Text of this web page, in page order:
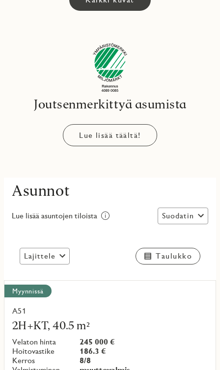
Joutsenmerkittyä asumista
Lue lisää täältä!
Asunnot
Lue lisää asuntojen tiloista Suodatin
Lajittele Taulukko
Näytä
kaikki
kohteet
Myynnissä
A51
2H+KT, 40.5 m²
Velaton hinta
245 000 €
Hoitovastike
186.3 €
Kerros
8/8
Lue
lisää
kohteesta